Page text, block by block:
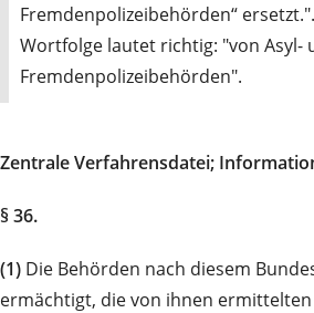
Fremdenpolizeibehörden“
Wortfolge lautet richtig: "von Asyl-
Fremdenpolizeibehörden".
Zentrale Verfahrensdatei;
§ 36.
(1) Die Behörden nach diesem
ermächtigt, die von ihnen